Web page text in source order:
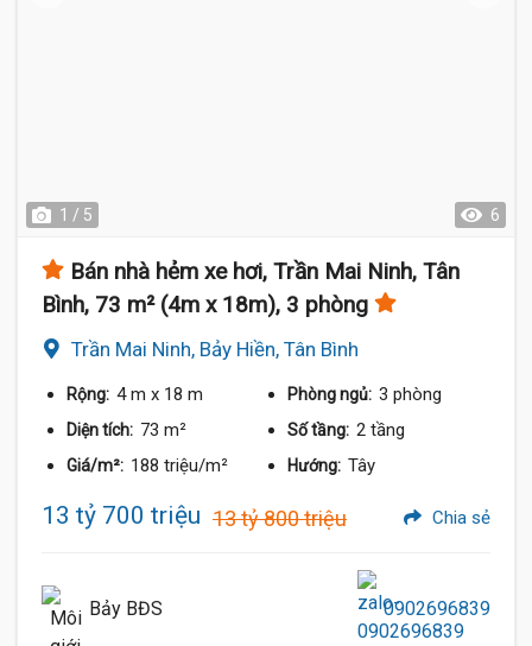
1 / 5 6
Bán nhà hẻm xe hơi, Trần Mai Ninh, Tân
Bình, 73 m² (4m x 18m), 3 phòng
Trần Mai Ninh, Bảy Hiền, Tân Bình
Rộng: 4 m x 18 m Phòng ngủ: 3 phòng
Diện tích: 73 m² Số tầng: 2 tầng
Giá/m²: 188 triệu/m² Hướng: Tây
13 tỷ 700 triệu 13 tỷ 800 triệu Chia sẻ
Bảy BĐS 0902696839